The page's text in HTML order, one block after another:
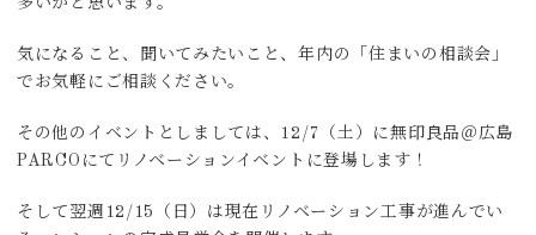
気になること、聞いてみたいこと、年内の「住まいの相談会」
でお気軽にご相談ください。
その他のイベントとしましては、12/7（土）に無印良品＠広島
PARCOにてリノベーションイベントに登場します！
そして翌週12/15（日）は現在リノベーション工事が進んでい